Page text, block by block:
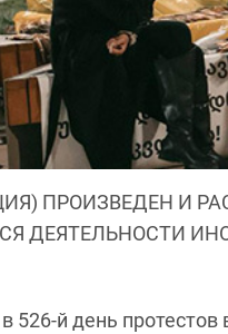
ПРОИЗВЕДЕН И
ДЕЯТЕЛЬНОСТИ
526-й день